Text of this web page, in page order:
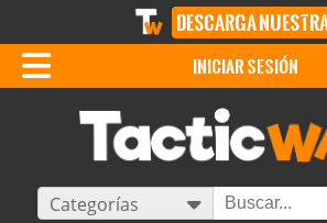
DESCARGA
iniciar sesión
Categorías